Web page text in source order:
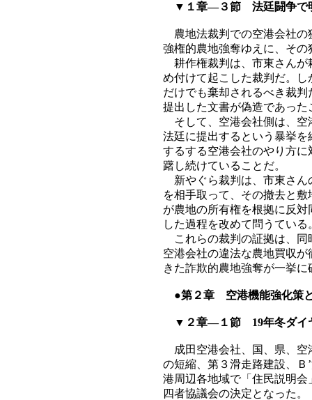
▼１章―３節 法廷闘争で明
農地法裁判での空港会社の
強権的農地強奪ゆえに、そ
耕作権裁判は、市東さんが
め付けて起こした裁判だ。
だけでも棄却されるべき裁
提出した文書が偽造であっ
そして、空港会社側は、空
法廷に提出するという暴挙
するする空港会社のやり方
躇し続けていることだ。
新やぐら裁判は、市東さん
を相手取って、その撤去と
が農地の所有権を根拠に反
した過程を改めて問うてい
これらの裁判の証拠は、同
空港会社の違法な農地買収
きた詐欺的農地強奪が一挙
●第２章 空港機能強化策
▼２章―１節 19年冬ダイ
成田空港会社、国、県、空
の短縮、第３滑走路建設、
港周辺各地域で「住民説明
四者協議会の決定となった。